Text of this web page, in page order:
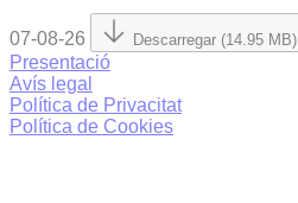
07-08-26 Descarregar (14.95 MB)
Presentació
Avís legal
Política de Privacitat
Política de Cookies